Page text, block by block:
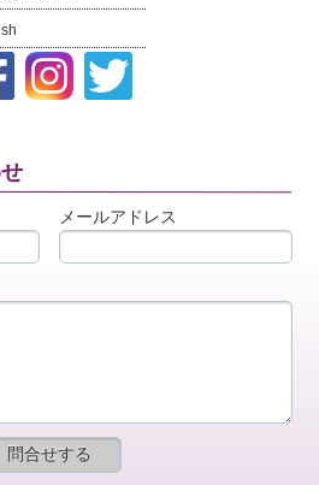
メールアドレス